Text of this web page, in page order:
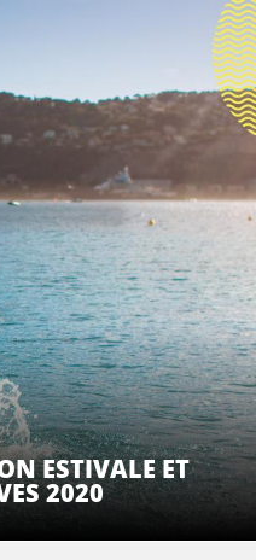
ESTIVALE ET
2020